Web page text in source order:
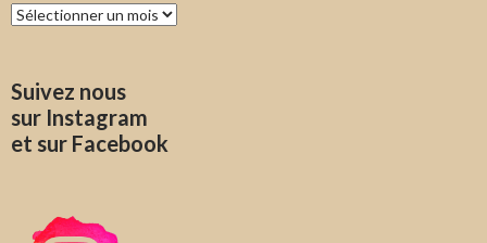
Archives
Suivez nous
sur Instagram
et sur Facebook